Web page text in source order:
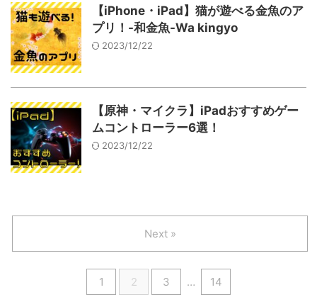
【iPhone・iPad】猫が遊べる金魚のア
プリ！-和金魚-Wa kingyo
2023/12/22
【原神・マイクラ】iPadおすすめゲー
ムコントローラー6選！
2023/12/22
1 2 3 … 14
Next »